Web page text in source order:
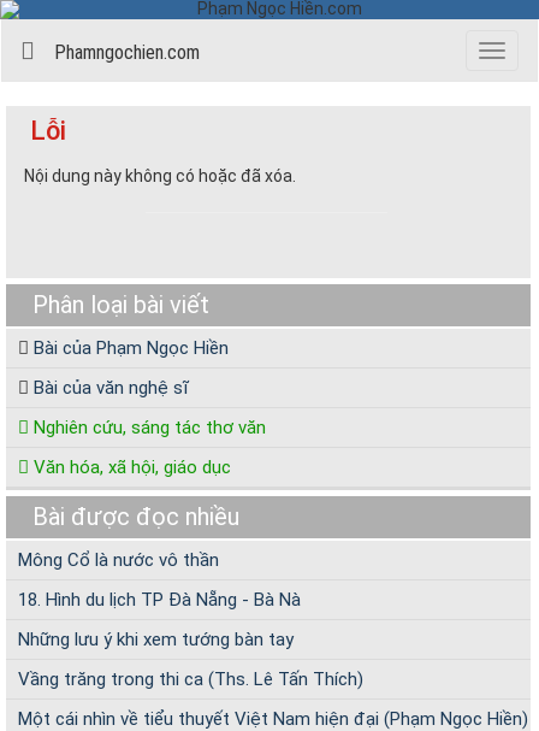
Menu
Phamngochien.com
Lỗi
Nội dung này không có hoặc đã xóa.
Phân loại bài viết
Bài của Phạm Ngọc Hiền
Bài của văn nghệ sĩ
Nghiên cứu, sáng tác thơ văn
Văn hóa, xã hội, giáo dục
Bài được đọc nhiều
Mông Cổ là nước vô thần
18. Hình du lịch TP Đà Nẵng - Bà Nà
Những lưu ý khi xem tướng bàn tay
Vầng trăng trong thi ca (Ths. Lê Tấn Thích)
Một cái nhìn về tiểu thuyết Việt Nam hiện đại (Phạm Ngọc Hiền)